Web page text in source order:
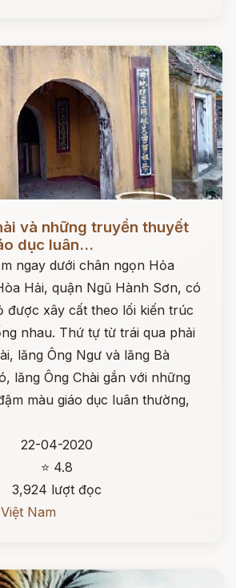
và những truyền thuyết
dục luân...
ngay dưới chân ngọn Hỏa
Hải, quận Ngũ Hành Sơn, có
được xây cất theo lối kiến trúc
nhau. Thứ tự từ trái qua phải
lăng Ông Ngư và lăng Bà
lăng Ông Chài gắn với những
màu giáo dục luân thường,
22-04-2020
⭐ 4.8
3,924 lượt đọc
Nam